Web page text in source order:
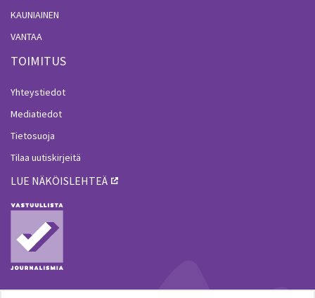
KAUNIAINEN
VANTAA
TOIMITUS
Yhteystiedot
Mediatiedot
Tietosuoja
Tilaa uutiskirjeitä
LUE NÄKÖISLEHTEÄ